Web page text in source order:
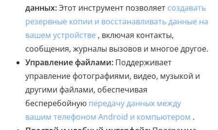
данных:Этот инструмент позволяет создавать
резервные копии и восстанавливать данные на
вашем устройстве , включая контакты,
сообщения, журналы вызовов и многое другое.
Управление файлами: Поддерживает
управление фотографиями, видео, музыкой и
другими файлами, обеспечивая
бесперебойную передачу данных между
вашим телефоном Android и компьютером .